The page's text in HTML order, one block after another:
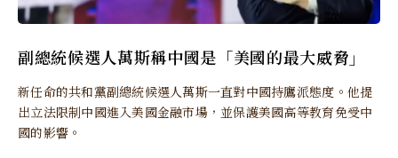
副總統候選人萬斯稱中國是「美國的最大威脅」
新任命的共和黨副總統候選人萬斯一直對中國持鷹派態度。他提
出立法限制中國進入美國金融市場，並保護美國高等教育免受中
國的影響。